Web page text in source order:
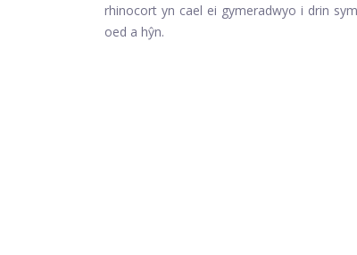
rhinocort yn cael ei gymeradwyo i drin
oed a hŷn.